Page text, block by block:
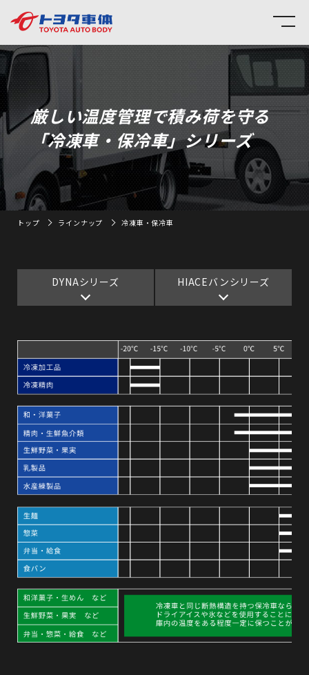
厳しい温度管理で積み荷を守る
「冷凍車・保冷車」シリーズ
トップ ラインナップ 冷凍車・保冷車
DYNAシリーズ HIACEバンシリーズ